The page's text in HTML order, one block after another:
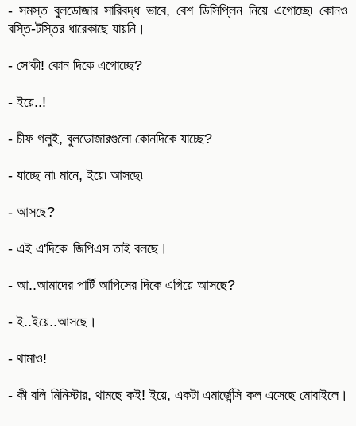
- সমস্ত বুলডোজার সারিবদ্ধ ভাবে, বেশ ডিসিপ্লিন নিয়ে এগোচ্ছে৷ কোনও
বস্তি-টস্তির ধারেকাছে যায়নি।
- সে'কী! কোন দিকে এগোচ্ছে?
- ইয়ে..!
- চীফ গলুই, বুলডোজারগুলো কোনদিকে যাচ্ছে?
- যাচ্ছে না৷ মানে, ইয়ে৷ আসছে৷
- আসছে?
- এই এ'দিকে৷ জিপিএস তাই বলছে।
- আ..আমাদের পার্টি আপিসের দিকে এগিয়ে আসছে?
- ই..ইয়ে..আসছে।
- থামাও!
- কী বলি মিনিস্টার, থামছে কই! ইয়ে, একটা এমার্জেন্সি কল এসেছে মোবাইলে।